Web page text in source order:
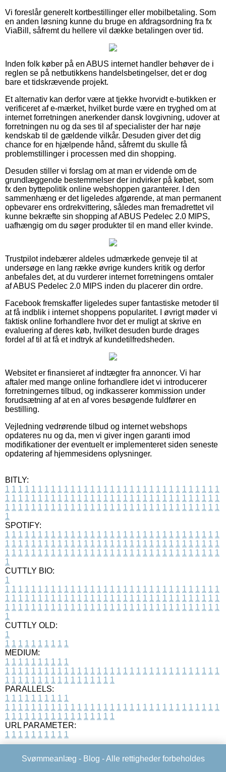
Vi foreslår generelt kortbestillinger eller mobilbetaling. Som
en anden løsning kunne du bruge en afdragsordning fra fx
ViaBill, såfremt du hellere vil dække betalingen over tid.
Inden folk køber på en ABUS internet handler behøver de i
reglen se på netbutikkens handelsbetingelser, det er dog
bare et tidskrævende projekt.
Et alternativ kan derfor være at tjekke hvorvidt e-butikken er
verificeret af e-mærket, hvilket burde være en tryghed om at
internet forretningen anerkender dansk lovgivning, udover at
forretningen nu og da ses til af specialister der har nøje
kendskab til de gældende vilkår. Desuden giver det dig
chance for en hjælpende hånd, såfremt du skulle få
problemstillinger i processen med din shopping.
Desuden stiller vi forslag om at man er vidende om de
grundlæggende bestemmelser der indvirker på købet, som
fx den byttepolitik online webshoppen garanterer. I den
sammenhæng er det ligeledes afgørende, at man permanent
opbevarer ens ordrekvittering, således man fremadrettet vil
kunne bekræfte sin shopping af ABUS Pedelec 2.0 MIPS,
uafhængig om du søger produkter til en mand eller kvinde.
Trustpilot indebærer aldeles udmærkede genveje til at
undersøge en lang række øvrige kunders kritik og derfor
anbefales det, at du vurderer internet forretningens omtaler
af ABUS Pedelec 2.0 MIPS inden du placerer din ordre.
Facebook fremskaffer ligeledes super fantastiske metoder til
at få indblik i internet shoppens popularitet. I øvrigt møder vi
faktisk online forhandlere hvor det er muligt at skrive en
evaluering af deres køb, hvilket desuden burde drages
fordel af til at få et indtryk af kundetilfredsheden.
Websitet er finansieret af indtægter fra annoncer. Vi har
aftaler med mange online forhandlere idet vi introducerer
forretningernes tilbud, og indkasserer kommission under
forudsætning af at en af vores besøgende fuldfører en
bestilling.
Vejledning vedrørende tilbud og internet webshops
opdateres nu og da, men vi giver ingen garanti imod
modifikationer der eventuelt er implementeret siden seneste
opdatering af hjemmesidens oplysninger.
BITLY:
1 1 1 1 1 1 1 1 1 1 1 1 1 1 1 1 1 1 1 1 1 1 1 1 1 1 1 1 1 1 1 1 1
1 1 1 1 1 1 1 1 1 1 1 1 1 1 1 1 1 1 1 1 1 1 1 1 1 1 1 1 1 1 1 1 1
1 1 1 1 1 1 1 1 1 1 1 1 1 1 1 1 1 1 1 1 1 1 1 1 1 1 1 1 1 1 1 1 1
1
SPOTIFY:
1 1 1 1 1 1 1 1 1 1 1 1 1 1 1 1 1 1 1 1 1 1 1 1 1 1 1 1 1 1 1 1 1
1 1 1 1 1 1 1 1 1 1 1 1 1 1 1 1 1 1 1 1 1 1 1 1 1 1 1 1 1 1 1 1 1
1 1 1 1 1 1 1 1 1 1 1 1 1 1 1 1 1 1 1 1 1 1 1 1 1 1 1 1 1 1 1 1 1
1
CUTTLY BIO:
1
1 1 1 1 1 1 1 1 1 1 1 1 1 1 1 1 1 1 1 1 1 1 1 1 1 1 1 1 1 1 1 1 1
1 1 1 1 1 1 1 1 1 1 1 1 1 1 1 1 1 1 1 1 1 1 1 1 1 1 1 1 1 1 1 1 1
1 1 1 1 1 1 1 1 1 1 1 1 1 1 1 1 1 1 1 1 1 1 1 1 1 1 1 1 1 1 1 1 1
1
CUTTLY OLD:
1
1 1 1 1 1 1 1 1 1 1
MEDIUM:
1 1 1 1 1 1 1 1 1 1
1 1 1 1 1 1 1 1 1 1 1 1 1 1 1 1 1 1 1 1 1 1 1 1 1 1 1 1 1 1 1 1 1
1 1 1 1 1 1 1 1 1 1 1 1 1 1 1 1 1
PARALLELS:
1 1 1 1 1 1 1 1 1 1
1 1 1 1 1 1 1 1 1 1 1 1 1 1 1 1 1 1 1 1 1 1 1 1 1 1 1 1 1 1 1 1 1
1 1 1 1 1 1 1 1 1 1 1 1 1 1 1 1 1
URL PARAMETER:
1 1 1 1 1 1 1 1 1 1
Svømmeanlæg - Blog - Alle rettigheder forbeholdes